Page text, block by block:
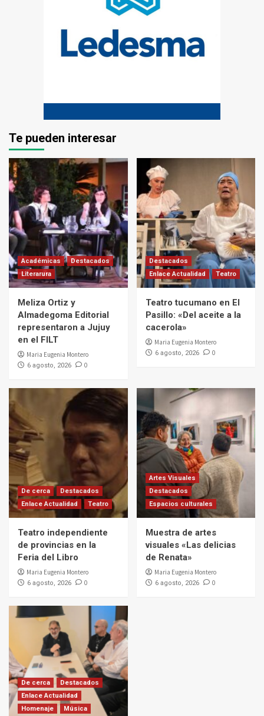
Te pueden interesar
Académicas
Destacados
Literarura
Meliza Ortiz y
Almadegoma Editorial
representaron a Jujuy
en el FILT
Maria Eugenia Montero
6 agosto, 2026 0
Destacados
Enlace Actualidad
Teatro
Teatro tucumano en El
Pasillo: «Del aceite a la
cacerola»
Maria Eugenia Montero
6 agosto, 2026 0
De cerca
Destacados
Enlace Actualidad
Teatro
Teatro independiente
de provincias en la
Feria del Libro
Maria Eugenia Montero
6 agosto, 2026 0
Artes Visuales
Destacados
Espacios culturales
Muestra de artes
visuales «Las delicias
de Renata»
Maria Eugenia Montero
6 agosto, 2026 0
De cerca
Destacados
Enlace Actualidad
Homenaje
Música